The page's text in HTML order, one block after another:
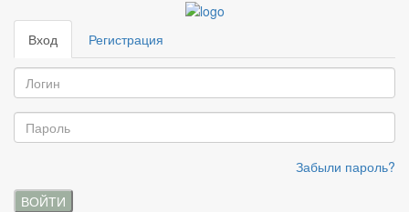
Вход Регистрация
Забыли пароль?
ВОЙТИ